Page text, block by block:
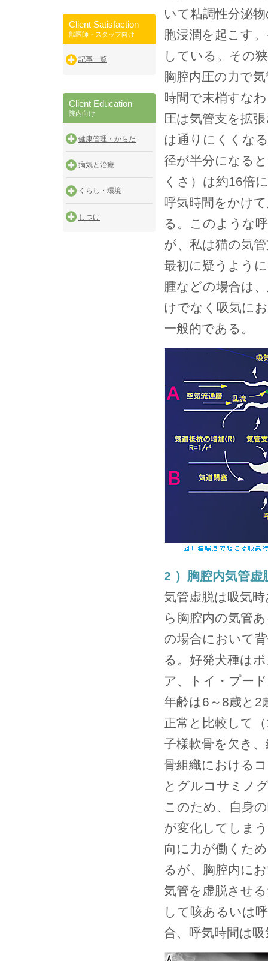
Client Satisfaction
獣医師・スタッフ向け
記事一覧
Client Education
院内向け
健康管理・からだ
病気と治療
くらし・環境
しつけ
いて粘調性分泌
胞浸潤を起こす
している。その
胸腔内圧の力で
時間で末梢すな
圧は気管支を拡
は通りにくくな
径が半分になる
くさ）は約16倍
呼気時間をかけ
る。このような
が、私は猫の気
最初に疑うよう
腫などの場合は
けでなく吸気に
一般的である。
2 ）胸腔内気管虚
気管虚脱は吸気
ら胸腔内の気管
の場合において
る。好発犬種は
ア、トイ・プー
年齢は6～8歳と2
正常と比較して
子様軟骨を欠き
骨組織における
とグルコサミノ
このため、自身
が変化してしま
向に力が働くた
るが、胸腔内に
気管を虚脱させ
して咳あるいは
合、呼気時間は